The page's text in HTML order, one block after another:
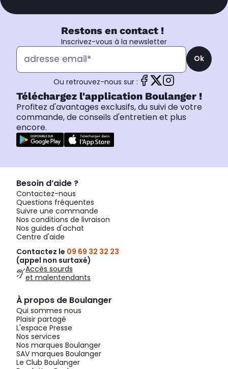
Restons en contact !
Inscrivez-vous à la newsletter
Ok
Ou retrouvez-nous sur :
Téléchargez l'application Boulanger !
Profitez d'avantages exclusifs, du suivi de votre
commande, de conseils d'entretien et plus
encore.
Besoin d’aide ?
Contactez-nous
Questions fréquentes
Suivre une commande
Nos conditions de livraison
Nos guides d'achat
Centre d'aide
Contactez le 09 69 32 32 23
(appel non surtaxé)
Accès sourds
et malentendants
À propos de Boulanger
Qui sommes nous
Plaisir partagé
L'espace Presse
Nos services
Nos marques Boulanger
SAV marques Boulanger
Le Club Boulanger